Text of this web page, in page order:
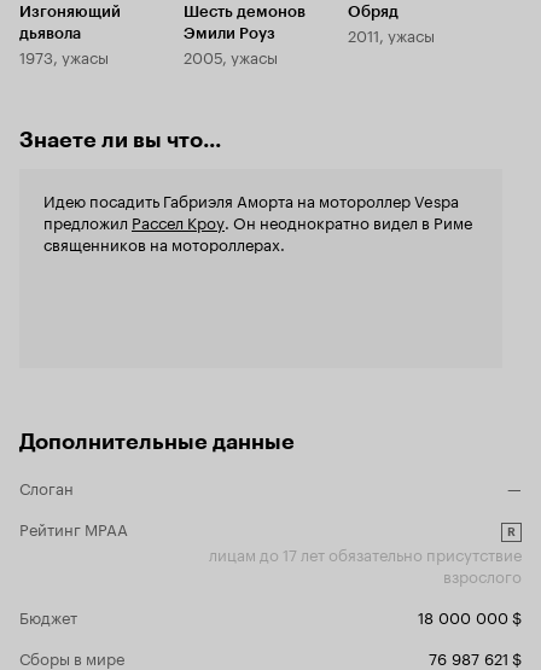
мешает? Вместе с тем, там есть и весьма
понятные и неглупые сцены, показывающее,
что фильм снимали не на 'отвали' и старались
'Последнего изгнания дьявола' или
Вечерком,
типичных
Изгоняющий
дьявола
1973, ужасы
Шесть демонов
Эмили Роуз
2005, ужасы
Обряд
2011, ужасы
Знаете ли вы что...
Идею посадить Габриэля Аморта на мотороллер Vespa
предложил Рассел Кроу . Он неоднократно видел в Риме
священников на мотороллерах.
Дополнительные данные
Слоган
—
Рейтинг MPAA
R
лицам до 17 лет обязательно присутствие
взрослого
Бюджет
18 000 000 $
Сборы в мире
76 987 621 $